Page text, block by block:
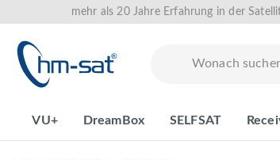
Zur Hauptnavigation springen
mehr als 20 Jahre Erfahrung in der
VU+ DreamBox SELFSAT